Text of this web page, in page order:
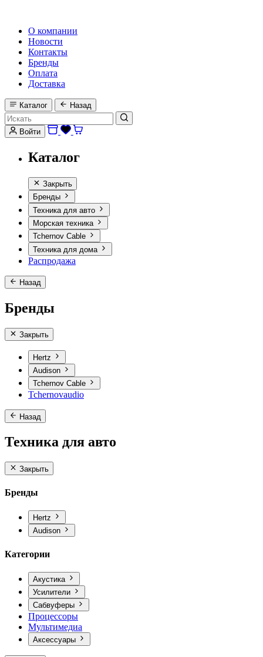
О компании
Новости
Контакты
Бренды
Оплата
Доставка
Каталог Назад
Войти
Каталог
Закрыть
Бренды
Техника для авто
Морская техника
Tchernov Cable
Техника для дома
Распродажа
Назад
Бренды
Закрыть
Hertz
Audison
Tchernov Cable
Tchernovaudio
Назад
Техника для авто
Закрыть
Бренды
Hertz
Audison
Категории
Акустика
Усилители
Сабвуферы
Процессоры
Мультимедиа
Аксессуары